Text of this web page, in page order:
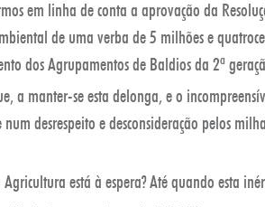
em linha de conta a aprovação da
de uma verba de 5 milhões e
dos Agrupamentos de Baldios da 2ª
a manter-se esta delonga, e o
desrespeito e desconsideração pelos
está à espera? Até quando esta